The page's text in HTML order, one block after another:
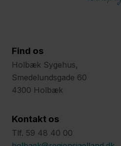
Find os
Holbæk Sygehus,
Smedelundsgade 60
4300 Holbæk
Kontakt os
Tlf. 59 48 40 00